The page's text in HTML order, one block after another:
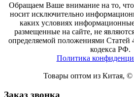
Обращаем Ваше внимание на то,
носит исключительно
каких условиях
размещенные на сайте, не
определяемой положениями Статей
кодекса РФ.
Политика
Товары оптом из Китая,
Заказ звонка